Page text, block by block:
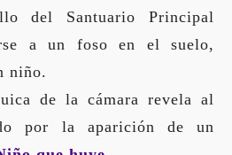
del Santuario Principal
a un foso en el suelo,
niño.
de la cámara revela al
por la aparición de un